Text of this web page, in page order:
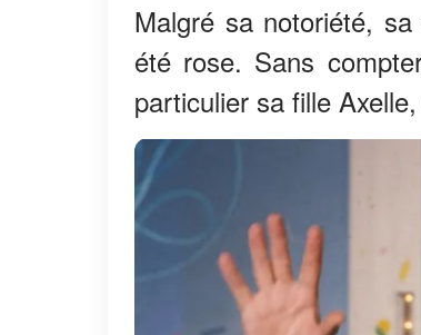
Malgré sa notoriété,
été rose. Sans
particulier sa fille